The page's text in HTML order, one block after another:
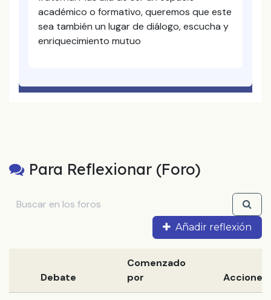
académico o formativo, queremos que este
sea también un lugar de diálogo, escucha y
enriquecimiento mutuo
Para Reflexionar (Foro)
Añadir reflexión
Debate
Comenzado
por
Acciones